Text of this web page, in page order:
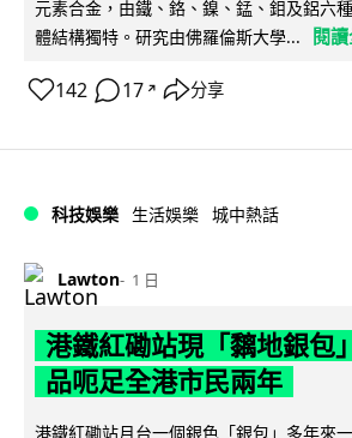
元素合金，由鐵、鉻、鎳、錳、鉬及鋁六
體結構獨特。研究由佛羅倫斯大學...
閱
142 17 ↗ 分享
科技娛樂 生活娛樂 城中熱話
Lawton 1 日
港鐵紅磡站現「黐地銀包
品呃足全港市民兩年
港鐵紅磡站月台一個銀色「銀包」多年來